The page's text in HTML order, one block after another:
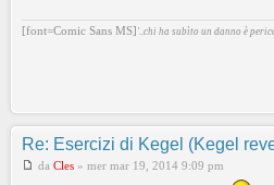
[font=Comic Sans MS] '..chi ha subìto un danno è
Re: Esercizi di Kegel (Kegel
da Cles » mer mar 19, 2014 9:09 pm